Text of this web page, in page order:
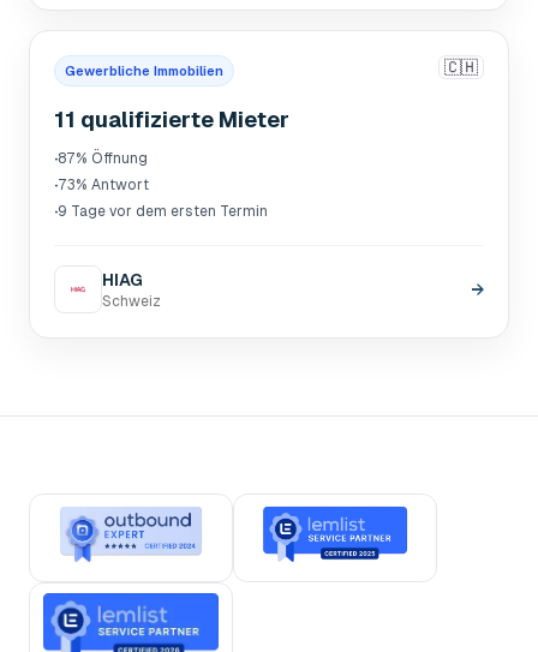
Gewerbliche Immobilien 🇨🇭
11 qualifizierte Mieter
·87% Öffnung
·73% Antwort
·9 Tage vor dem ersten Termin
HIAG
Schweiz
→